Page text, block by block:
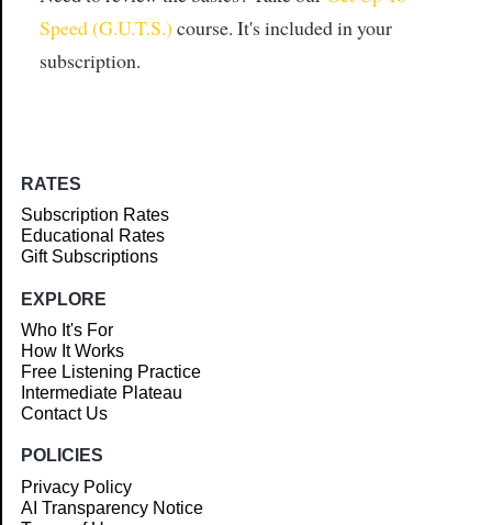
Speed (G.U.T.S.) course. It's included in your
subscription.
RATES
Subscription Rates
Educational Rates
Gift Subscriptions
EXPLORE
Who It's For
How It Works
Free Listening Practice
Intermediate Plateau
Contact Us
POLICIES
Privacy Policy
AI Transparency Notice